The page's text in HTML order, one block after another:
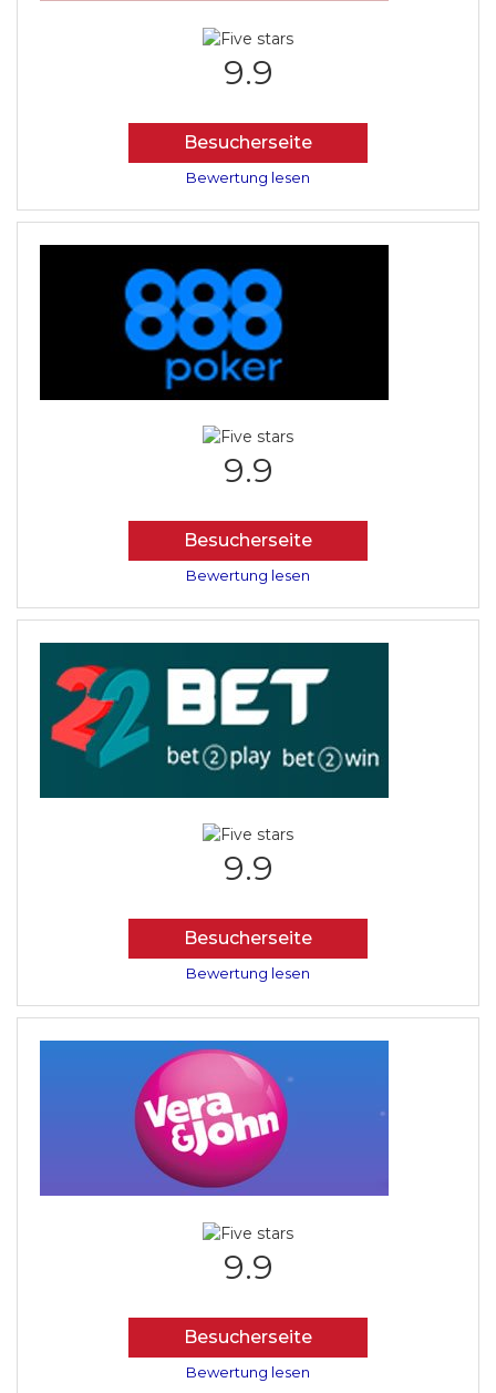
9.9
Besucherseite
Bewertung lesen
9.9
Besucherseite
Bewertung lesen
9.9
Besucherseite
Bewertung lesen
9.9
Besucherseite
Bewertung lesen